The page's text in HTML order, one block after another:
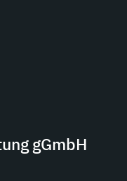
gGmbH